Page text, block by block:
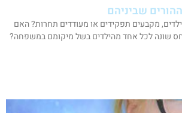
שביניהם
מקבעים תפקידים או מעודדים תחרות? האם
יחס שונה לכל אחד מהילדים בשל מיקומם במשפחה?